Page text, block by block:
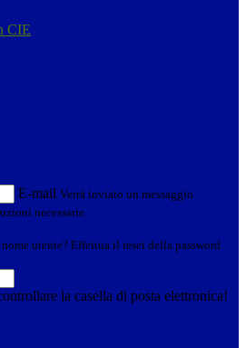
CIE
E-mail Verrà inviato un messaggio
necessarie.
utente? Effettua il reset della password
la casella di posta elettronica!